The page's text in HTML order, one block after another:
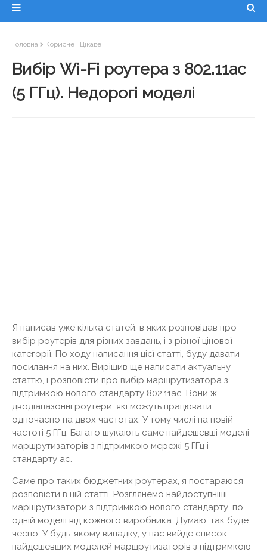
Головна Корисне І Цікаве
Вибір Wi-Fi роутера з 802.11ac
(5 ГГц). Недорогі моделі
Я написав уже кілька статей, в яких розповідав про
вибір роутерів для різних завдань, і з різної цінової
категорії. По ходу написання цієї статті, буду давати
посилання на них. Вирішив ще написати актуальну
статтю, і розповісти про вибір маршрутизатора з
підтримкою нового стандарту 802.11ac. Вони ж
дводіапазонні роутери, які можуть працювати
одночасно на двох частотах. У тому числі на новій
частоті 5 ГГц. Багато шукають саме найдешевші моделі
маршрутизаторів з підтримкою мережі 5 ГГц і
стандарту ac.
Саме про таких бюджетних роутерах, я постараюся
розповісти в цій статті. Розглянемо найдоступніші
маршрутизатори з підтримкою нового стандарту, по
одній моделі від кожного виробника. Думаю, так буде
чесно. У будь-якому випадку, у нас вийде список
найдешевших моделей маршрутизаторів з підтримкою